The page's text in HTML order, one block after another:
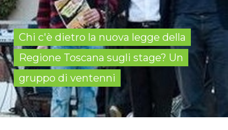
Chi c'è dietro la nuova legge della
Regione Toscana sugli stage? Un
gruppo di ventenni